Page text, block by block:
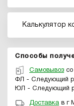
Калькулятор
Способы
Самовывоз
ФЛ - Следующий
ЮЛ - Следующий
Доставка в г